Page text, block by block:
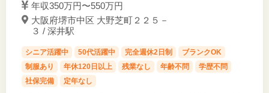
年収350万円〜550万円
大阪府堺市中区 大野芝町２２５－
３ / 深井駅
シニア活躍中 50代活躍中 完全週休2日制
ブランクOK
制服あり
年休120日以上 残業なし 年齢不問
学歴不問
社保完備
定年なし